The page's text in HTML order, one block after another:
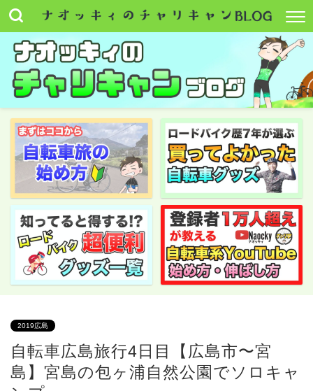
2019広島
自転車広島旅行4日目【広島市〜宮
島】宮島の包ヶ浦自然公園でソロキャ